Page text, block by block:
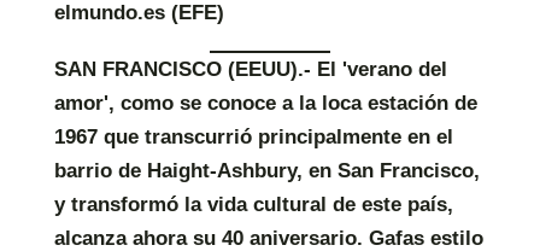
elmundo.es (EFE)
SAN FRANCISCO (EEUU).- El 'verano del
amor', como se conoce a la loca estación de
1967 que transcurrió principalmente en el
barrio de Haight-Ashbury, en San Francisco,
y transformó la vida cultural de este país,
alcanza ahora su 40 aniversario. Gafas estilo